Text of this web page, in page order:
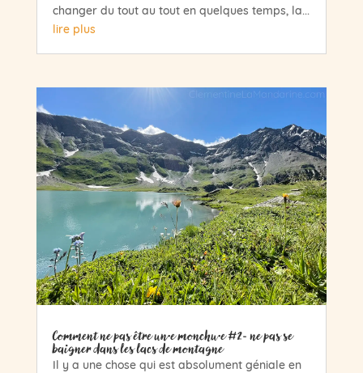
changer du tout au tout en quelques temps, la...
lire plus
Comment ne pas être un·e monchu·e #2- ne pas se
baigner dans les lacs de montagne
Il y a une chose qui est absolument géniale en